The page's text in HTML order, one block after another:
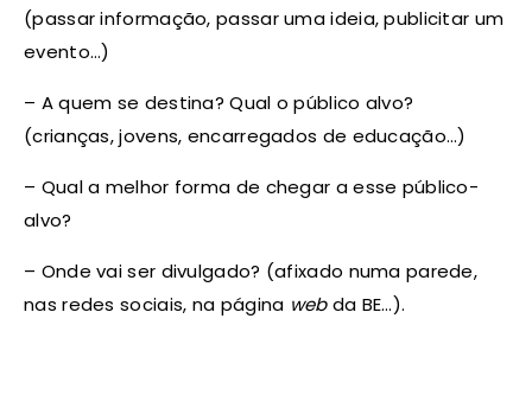
(passar informação, passar uma ideia, publicitar um
evento…)
– A quem se destina? Qual o público alvo?
(crianças, jovens, encarregados de educação…)
– Qual a melhor forma de chegar a esse público-
alvo?
– Onde vai ser divulgado? (afixado numa parede,
nas redes sociais, na página webda BE…).